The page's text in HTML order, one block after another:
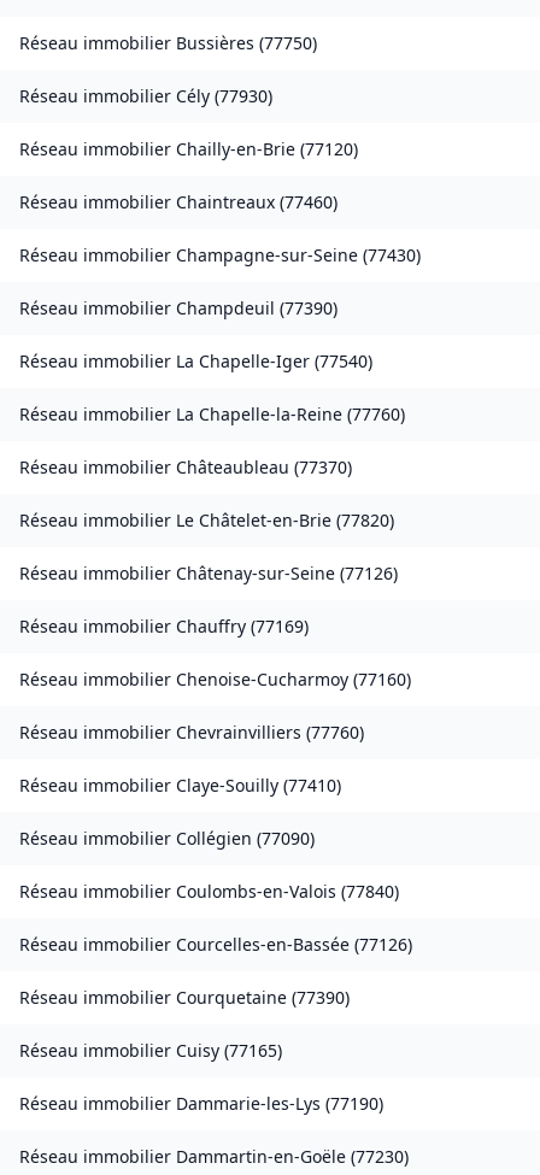
Réseau immobilier Bussières (77750)
Réseau immobilier Cély (77930)
Réseau immobilier Chailly-en-Brie (77120)
Réseau immobilier Chaintreaux (77460)
Réseau immobilier Champagne-sur-Seine (77430)
Réseau immobilier Champdeuil (77390)
Réseau immobilier La Chapelle-Iger (77540)
Réseau immobilier La Chapelle-la-Reine (77760)
Réseau immobilier Châteaubleau (77370)
Réseau immobilier Le Châtelet-en-Brie (77820)
Réseau immobilier Châtenay-sur-Seine (77126)
Réseau immobilier Chauffry (77169)
Réseau immobilier Chenoise-Cucharmoy (77160)
Réseau immobilier Chevrainvilliers (77760)
Réseau immobilier Claye-Souilly (77410)
Réseau immobilier Collégien (77090)
Réseau immobilier Coulombs-en-Valois (77840)
Réseau immobilier Courcelles-en-Bassée (77126)
Réseau immobilier Courquetaine (77390)
Réseau immobilier Cuisy (77165)
Réseau immobilier Dammarie-les-Lys (77190)
Réseau immobilier Dammartin-en-Goële (77230)